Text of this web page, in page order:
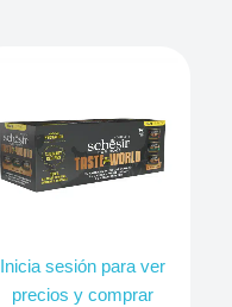
Inicia sesión para ver
precios y comprar